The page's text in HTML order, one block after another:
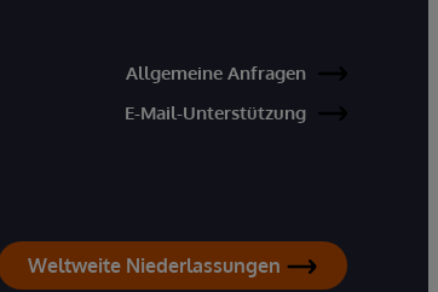
Allgemeine Anfragen
E-Mail-Unterstützung
Weltweite Niederlassungen